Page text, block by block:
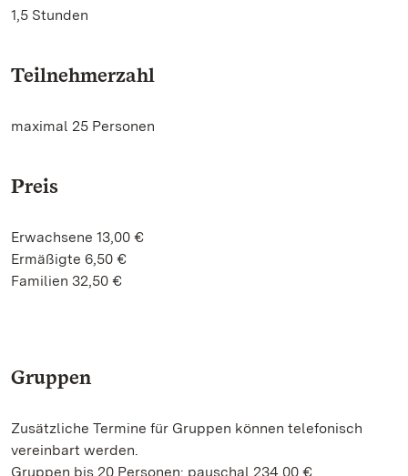
1,5 Stunden
Teilnehmerzahl
maximal 25 Personen
Preis
Erwachsene 13,00 €
Ermäßigte 6,50 €
Familien 32,50 €
Gruppen
Zusätzliche Termine für Gruppen können telefonisch
vereinbart werden.
Gruppen bis 20 Personen: pauschal 234,00 €